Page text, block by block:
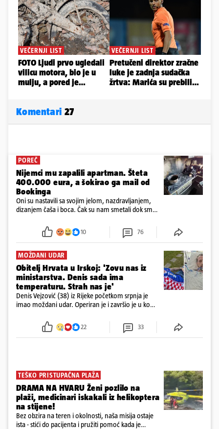
Komentari 27
POREČ
Nijemci mu zapalili apartman. Šteta
400.000 eura, a šokirao ga mail od
Bookinga
Oni su nastavili sa svojim jelom, nazdravljanjem,
dizanjem čaša i boca. Čak su nam smetali dok smo
požar, rekao je vlasnik
10 76
MOŽDANI UDAR
Obitelj Hrvata u Irskoj: 'Zovu nas iz
ministarstva. Denis sada ima
temperaturu. Strah nas je'
Denis Vejzović (38) iz Rijeke početkom srpnja je
imao moždani udar. Operiran je i završio je u komi.
tamošnji liječnici ne vjeruju u oporavak: 'Imamo
22 33
TEŠKO PRISTUPAČNA PLAŽA
DRAMA NA HVARU Ženi pozlilo na
plaži, medicinari iskakali iz helikoptera
na stijene!
Bez obzira na teren i okolnosti, naša misija ostaje
ista - stići do pacijenta i pružiti pomoć kada je